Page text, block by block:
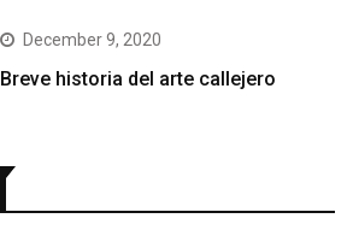
December 9, 2020
Breve historia del arte callejero